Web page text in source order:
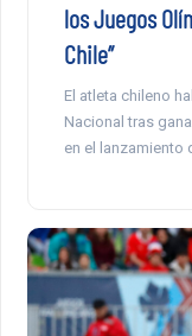
los Juegos
Chile”
El atleta chileno
Nacional tras
en el lanzamiento